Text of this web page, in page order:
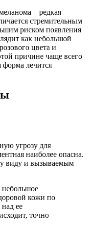
– редкая
стремительным
риском появления
как небольшой
цвета и
причине чаще всего
форма лечится
угрозу для
наиболее опасна.
виду и вызываемым
небольшое
кожи по
ее
точно